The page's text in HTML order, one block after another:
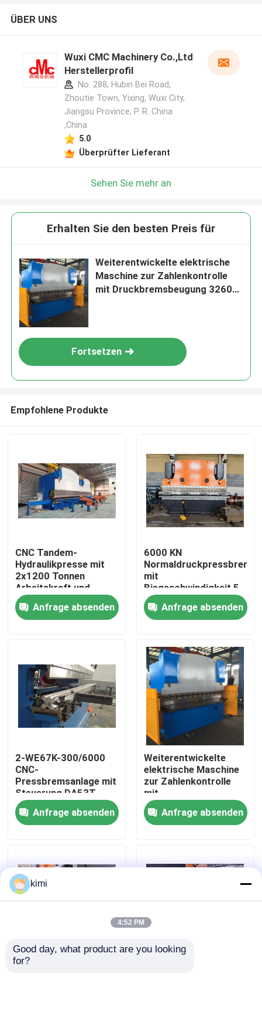
Zu Hause
Produkte
Werksbesichtigung
Qualitätskontrolle
Neuigkeiten
Angebot anfordern
ÜBER UNS
Wuxi CMC Machinery Co.,Ltd
Herstellerprofil
No. 288, Hubin Bei Road,
Zhoutie Town, Yixing, Wuxi City,
Jiangsu Province, P. R. China
,China
5.0
Überprüfter Lieferant
Sehen Sie mehr an
Erhalten Sie den besten Preis für
Weiterentwickelte elektrische
Maschine zur Zahlenkontrolle
mit Druckbremsbeugung 3260
Fortsetzen
Empfohlene Produkte
CNC Tandem-
Hydraulikpresse mit
2x1200 Tonnen
Arbeitskraft und
2x6250 mm
Tischlänge für lange
Lebensdauer
Anfrage absenden
6000 KN
mit
Biegeschwindigkeit 5
mm/s und
Plattenlänge 2200-
7000 mm
Anfrage absenden
2-WE67K-300/6000
CNC-
Pressbremsanlage mit
Steuerung DA53T
Anfrage absenden
Weiterentwickelte
elektrische Maschine
zur Zahlenkontrolle
mit
Druckbremsbeugung
3260 mm x 1500 mm
Anfrage absenden
CNC-
kimi
4:52 PM
Good day, what product are you looking
for?